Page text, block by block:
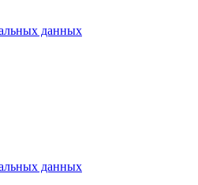
данных
данных